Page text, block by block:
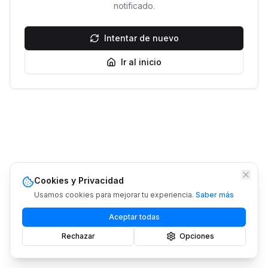
notificado.
Intentar de nuevo
Ir al inicio
Cookies y Privacidad
Usamos cookies para mejorar tu experiencia. Saber más
Aceptar todas
Rechazar Opciones